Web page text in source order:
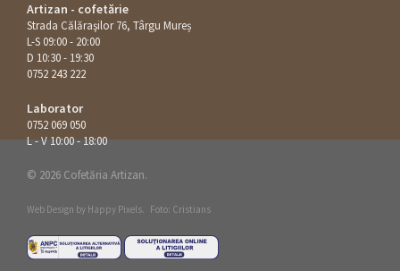
Artizan - cofetărie
Strada Călăraşilor 76, Târgu Mureș
L-S 09:00 - 20:00
D 10:30 - 19:30
0752 243 222
Laborator
0752 069 050
L - V 10:00 - 18:00
© 2026 Cofetăria Artizan.
Web Design by Happy Pixels. Foto: Cristians